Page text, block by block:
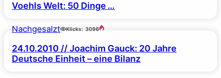
Voehls Welt: 50 Dinge …
Nachgesalzt Klicks: 3096
24.10.2010 // Joachim Gauck: 20 Jahre
Deutsche Einheit – eine Bilanz